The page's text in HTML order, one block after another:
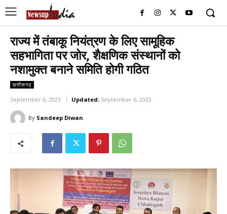
राज्य में तंबाकू नियंत्रण के लिए सामूहिक
सहभागिता पर जोर, शैक्षणिक संस्थानों को
नशामुक्त बनाने समिति होगी गठित
छत्तीसगढ़
September 6, 2023 Updated: September 6, 2023
By Sandeep Diwan